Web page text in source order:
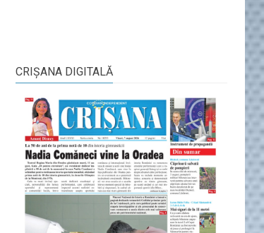
CRIŞANA DIGITALĂ